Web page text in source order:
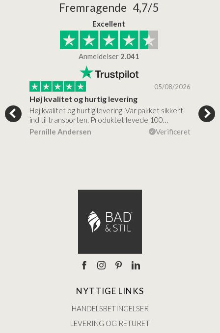
Fremragende 4,7/5
Excellent
Anmeldelser 2.041
05/08/2026
Høj kvalitet og hurtig levering
Høj kvalitet og hurtig levering. Var pakket sikkert
ind til transporten. Produktet levede 100…
Pernille Andersen
Verificeret
NYTTIGE LINKS
HANDELSBETINGELSER
LEVERING OG RETURET